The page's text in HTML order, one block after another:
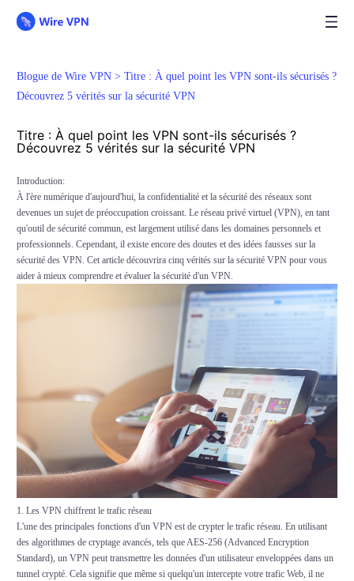
Blogue de Wire VPN > Titre : À quel point les VPN sont-ils sécurisés ?
Découvrez 5 vérités sur la sécurité VPN
Titre : À quel point les VPN sont-ils sécurisés ?
Découvrez 5 vérités sur la sécurité VPN
Introduction:
À l'ère numérique d'aujourd'hui, la confidentialité et la sécurité des réseaux sont
devenues un sujet de préoccupation croissant. Le réseau privé virtuel (VPN), en tant
qu'outil de sécurité commun, est largement utilisé dans les domaines personnels et
professionnels. Cependant, il existe encore des doutes et des idées fausses sur la
sécurité des VPN. Cet article découvrira cinq vérités sur la sécurité VPN pour vous
aider à mieux comprendre et évaluer la sécurité d'un VPN.
1. Les VPN chiffrent le trafic réseau
L'une des principales fonctions d'un VPN est de crypter le trafic réseau. En utilisant
des algorithmes de cryptage avancés, tels que AES-256 (Advanced Encryption
Standard), un VPN peut transmettre les données d'un utilisateur enveloppées dans un
tunnel crypté. Cela signifie que même si quelqu'un intercepte votre trafic Web, il ne